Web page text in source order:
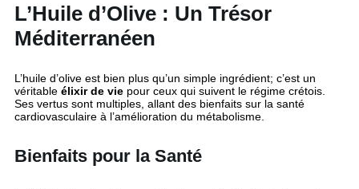
L’Huile d’Olive : Un Trésor
Méditerranéen
L’huile d’olive est bien plus qu’un simple ingrédient; c’est un
véritable élixir de vie pour ceux qui suivent le régime crétois.
Ses vertus sont multiples, allant des bienfaits sur la santé
cardiovasculaire à l’amélioration du métabolisme.
Bienfaits pour la Santé